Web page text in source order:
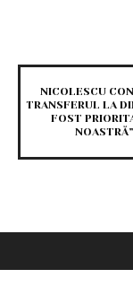
NICOLESCU
TRANSFERUL LA
FOST
NOASTRĂ”